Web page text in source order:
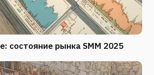
состояние рынка SMM 2025